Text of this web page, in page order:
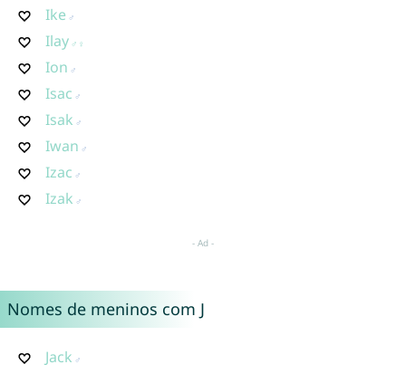
Ike
Ilay
Ion
Isac
Isak
Iwan
Izac
Izak
Nomes de meninos com J
Jack